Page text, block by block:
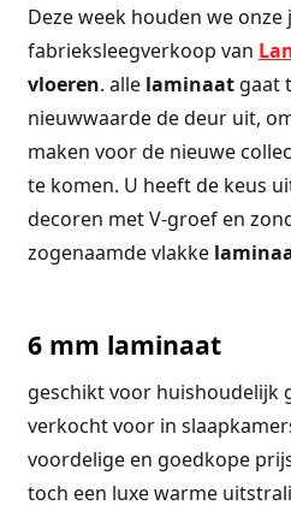
Deze week houden we onze
fabrieksleegverkoop van
vloeren. alle laminaatgaat
nieuwwaarde de deur uit,
maken voor de nieuwe
te komen. U heeft de keus
decoren met V-groef en
zogenaamde vlakke
6 mm laminaat
geschikt voor huishoudelijk
verkocht voor in
voordelige en goedkope
toch een luxe warme